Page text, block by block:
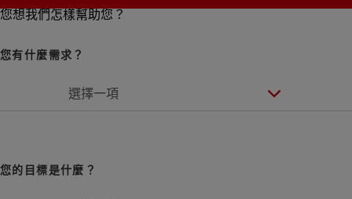
您想我們怎樣幫助您？
您有什麼需求？
選擇一項
您的目標是什麼？